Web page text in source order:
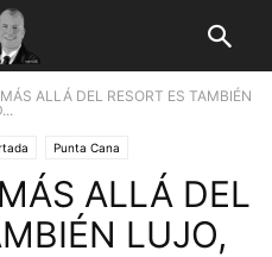
ALLÁ DEL RESORT ES TAMBIÉN
Punta Cana
ALLÁ DEL
LUJO,